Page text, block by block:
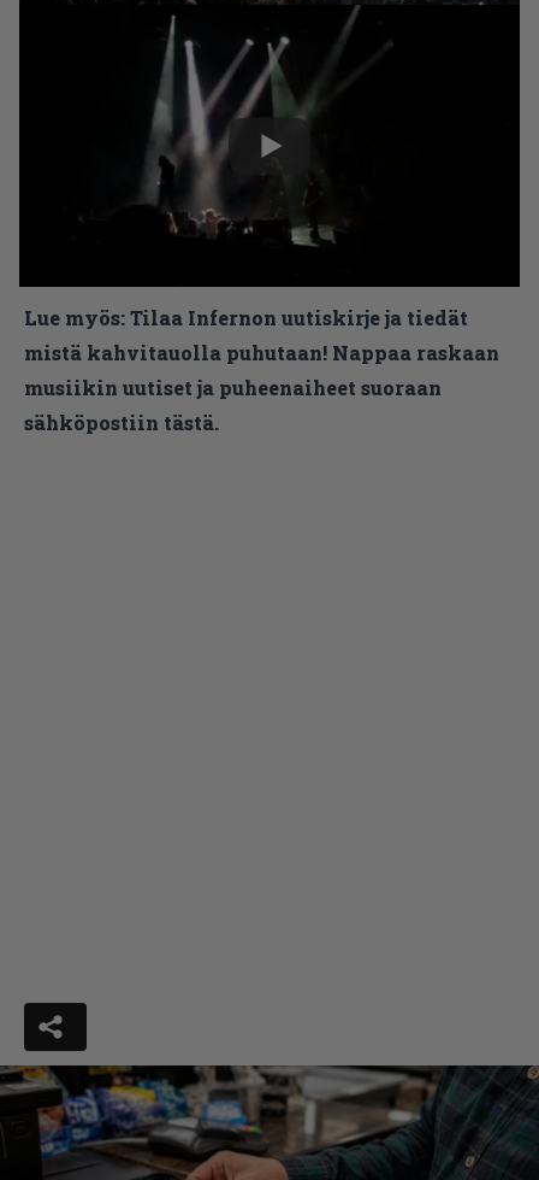
Lue myös:Tilaa Infernon uutiskirje ja tiedät
mistä kahvitauolla puhutaan! Nappaa raskaan
musiikin uutiset ja puheenaiheet suoraan
sähköpostiin tästä.